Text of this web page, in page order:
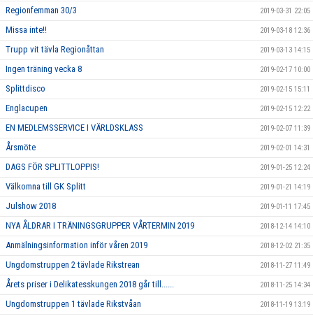
Regionfemman 30/3 2019-03-31 22:05
Missa inte!! 2019-03-18 12:36
Trupp vit tävla Regionåttan 2019-03-13 14:15
Ingen träning vecka 8 2019-02-17 10:00
Splittdisco 2019-02-15 15:11
Englacupen 2019-02-15 12:22
EN MEDLEMSSERVICE I VÄRLDSKLASS 2019-02-07 11:39
Årsmöte 2019-02-01 14:31
DAGS FÖR SPLITTLOPPIS! 2019-01-25 12:24
Välkomna till GK Splitt 2019-01-21 14:19
Julshow 2018 2019-01-11 17:45
NYA ÅLDRAR I TRÄNINGSGRUPPER VÅRTERMIN 2019 2018-12-14 14:10
Anmälningsinformation inför våren 2019 2018-12-02 21:35
Ungdomstruppen 2 tävlade Rikstrean 2018-11-27 11:49
Årets priser i Delikatesskungen 2018 går till...... 2018-11-25 14:34
Ungdomstruppen 1 tävlade Rikstvåan 2018-11-19 13:19